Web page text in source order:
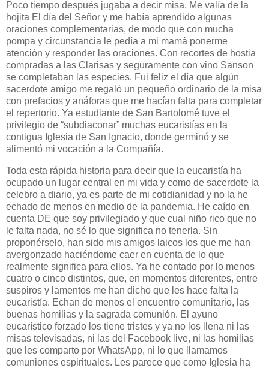
Poco tiempo después jugaba a decir misa. Me valía de la
hojita El día del Señor y me había aprendido algunas
oraciones complementarias, de modo que con mucha
pompa y circunstancia le pedía a mi mamá ponerme
atención y responder las oraciones. Con recortes de hostia
compradas a las Clarisas y seguramente con vino Sanson
se completaban las especies. Fui feliz el día que algún
sacerdote amigo me regaló un pequeño ordinario de la misa
con prefacios y anáforas que me hacían falta para completar
el repertorio. Ya estudiante de San Bartolomé tuve el
privilegio de “subdiaconar” muchas eucaristías en la
contigua Iglesia de San Ignacio, donde germinó y se
alimentó mi vocación a la Compañía.
Toda esta rápida historia para decir que la eucaristía ha
ocupado un lugar central en mi vida y como de sacerdote la
celebro a diario, ya es parte de mi cotidianidad y no la he
echado de menos en medio de la pandemia. He caído en
cuenta DE que soy privilegiado y que cual niño rico que no
le falta nada, no sé lo que significa no tenerla. Sin
proponérselo, han sido mis amigos laicos los que me han
avergonzado haciéndome caer en cuenta de lo que
realmente significa para ellos. Ya he contado por lo menos
cuatro o cinco distintos, que, en momentos diferentes, entre
suspiros y lamentos me han dicho que les hace falta la
eucaristía. Echan de menos el encuentro comunitario, las
buenas homilias y la sagrada comunión. El ayuno
eucarístico forzado los tiene tristes y ya no los llena ni las
misas televisadas, ni las del Facebook live, ni las homilias
que les comparto por WhatsApp, ni lo que llamamos
comuniones espirituales. Les parece que como Iglesia ha